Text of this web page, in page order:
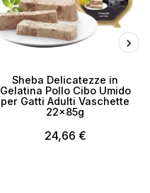
Sheba Delicatezze in
Gelatina Pollo Cibo Umido
per Gatti Adulti Vaschette
22x85g
24,66 €